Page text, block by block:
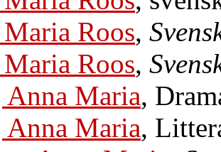
Roos,
Roos,
Anna Maria,
Anna Maria,